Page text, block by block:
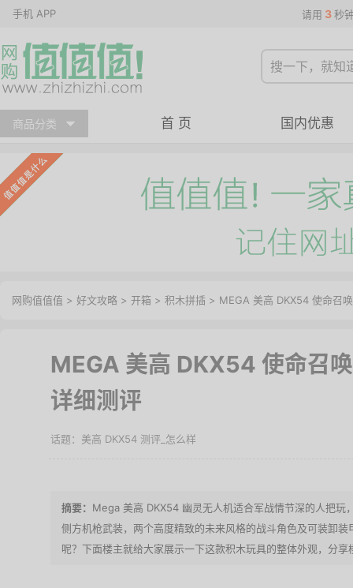
手机 APP 请用 3 秒
商品分类 首 页 国内优惠
网购值值值 > 好文攻略 > 开箱 > 积木拼插 > MEGA 美高 DKX54 使命召
MEGA 美高 DKX54 使命召
详细测评
美高 DKX54 测评_怎么样
Mega 美高 DKX54 幽灵无人机适合军战情节深的人把玩
侧方机枪武装，两个高度精致的未来风格的战斗角色及可装卸
呢？下面楼主就给大家展示一下这款积木玩具的整体外观，分